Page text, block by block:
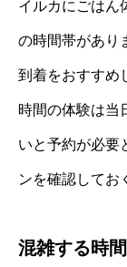
イルカにごはん
の時間帯があり
到着をおすすめ
時間の体験は当
いと予約が必要
ンを確認してお
混雑する時